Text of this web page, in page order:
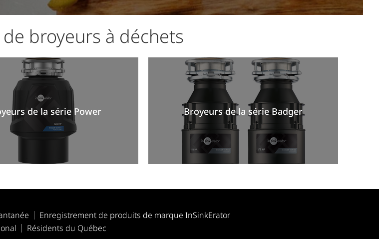
broyeurs à déchets
de la série Power Broyeurs de la série Badger
Enregistrement de produits de marque InSinkErator
Résidents du Québec